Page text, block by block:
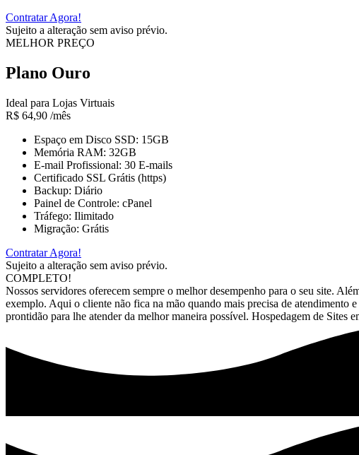
Contratar Agora!
Sujeito a alteração sem aviso prévio.
MELHOR PREÇO
Plano Ouro
Ideal para Lojas Virtuais
R$ 64,90 /mês
Espaço em Disco SSD: 15GB
Memória RAM: 32GB
E-mail Profissional: 30 E-mails
Certificado SSL Grátis (https)
Backup: Diário
Painel de Controle: cPanel
Tráfego: Ilimitado
Migração: Grátis
Contratar Agora!
Sujeito a alteração sem aviso prévio.
COMPLETO!
Nossos servidores oferecem sempre o melhor desempenho para o seu site.
exemplo. Aqui o cliente não fica na mão quando mais precisa de atendimento
prontidão para lhe atender da melhor maneira possível. Hospedagem de Sites